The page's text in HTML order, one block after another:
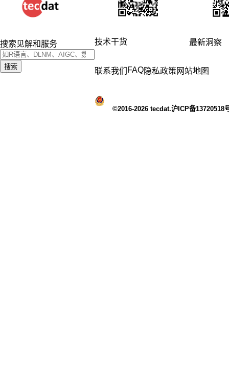
搜索见解和服务
搜索
技术干货 最新洞察
联系我们 FAQ隐私政策 网站地图
©2016-2026 tecdat.沪ICP备13720518